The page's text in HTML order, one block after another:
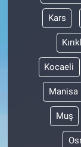
Kars
Kocaeli
Manisa
Muş